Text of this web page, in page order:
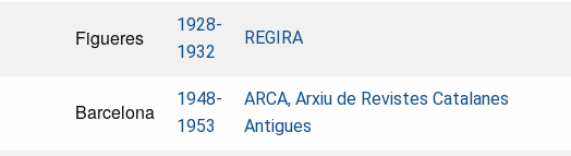
Figueres
1928-
1932
REGIRA
Barcelona
1948-
1953
ARCA, Arxiu de Revistes Catalanes
Antigues